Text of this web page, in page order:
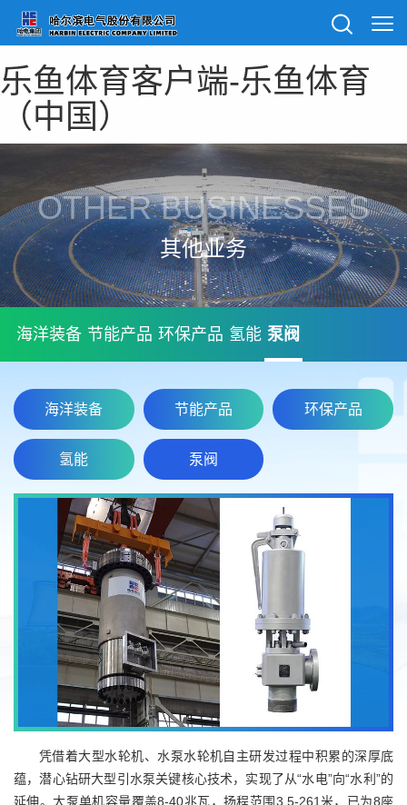
乐鱼体育客户端-乐鱼体育
（中国）
OTHER BUSINESSES
其他业务
海洋装备 节能产品 环保产品 氢能 泵阀
海洋装备 节能产品 环保产品
氢能 泵阀
凭借着大型水轮机、水泵水轮机自主研发过程中积累的深厚底
蕴，潜心钻研大型引水泵关键核心技术，实现了从“水电”向“水利”的
延伸。大泵单机容量覆盖8-40兆瓦，扬程范围3.5-261米，已为8座